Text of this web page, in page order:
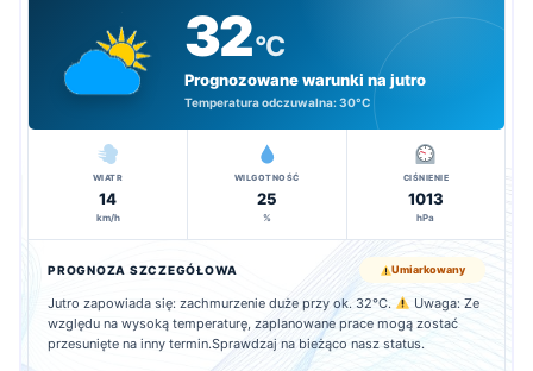
32°C
Prognozowane warunki na jutro
Temperatura odczuwalna:30°C
WIATR
14
km/h
WILGOTNOŚĆ
25
%
CIŚNIENIE
1013
hPa
PROGNOZA SZCZEGÓŁOWA Umiarkowany
Jutro zapowiada się: zachmurzenie duże przy ok. 32°C.
Uwaga: Ze
względu na wysoką temperaturę, zaplanowane prace mogą zostać
przesunięte na inny termin.Sprawdzaj na bieżąco nasz status.